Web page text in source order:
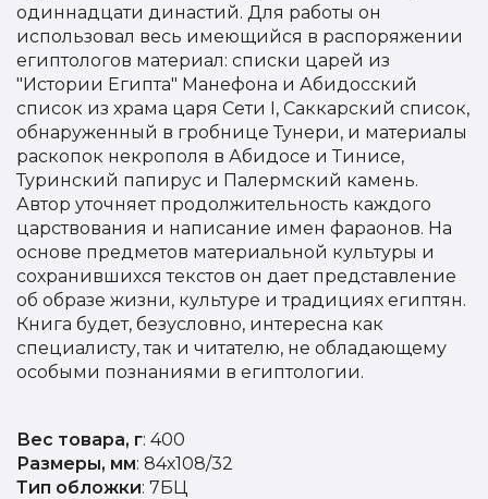
одиннадцати династий. Для работы он
использовал весь имеющийся в распоряжении
египтологов материал: списки царей из
"Истории Египта" Манефона и Абидосский
список из храма царя Сети I, Саккарский список,
обнаруженный в гробнице Тунери, и материалы
раскопок некрополя в Абидосе и Тинисе,
Туринский папирус и Палермский камень.
Автор уточняет продолжительность каждого
царствования и написание имен фараонов. На
основе предметов материальной культуры и
сохранившихся текстов он дает представление
об образе жизни, культуре и традициях египтян.
Книга будет, безусловно, интересна как
специалисту, так и читателю, не обладающему
особыми познаниями в египтологии.
Вес товара, г: 400
Размеры, мм: 84х108/32
Тип обложки: 7БЦ